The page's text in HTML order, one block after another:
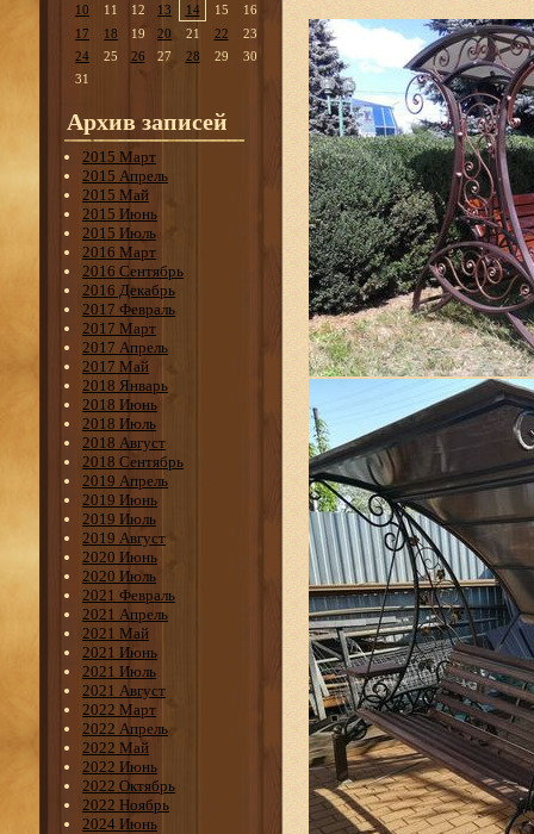
10
11 12 13 14 15
16
17
18 19 20 21 22
23
24
25 26 27 28 29
30
31
Архив записей
2015 Март
2015 Апрель
2015 Май
2015 Июнь
2015 Июль
2016 Март
2016 Сентябрь
2016 Декабрь
2017 Февраль
2017 Март
2017 Апрель
2017 Май
2018 Январь
2018 Июнь
2018 Июль
2018 Август
2018 Сентябрь
2019 Апрель
2019 Июнь
2019 Июль
2019 Август
2020 Июнь
2020 Июль
2021 Февраль
2021 Апрель
2021 Май
2021 Июнь
2021 Июль
2021 Август
2022 Март
2022 Апрель
2022 Май
2022 Июнь
2022 Октябрь
2022 Ноябрь
2024 Июнь